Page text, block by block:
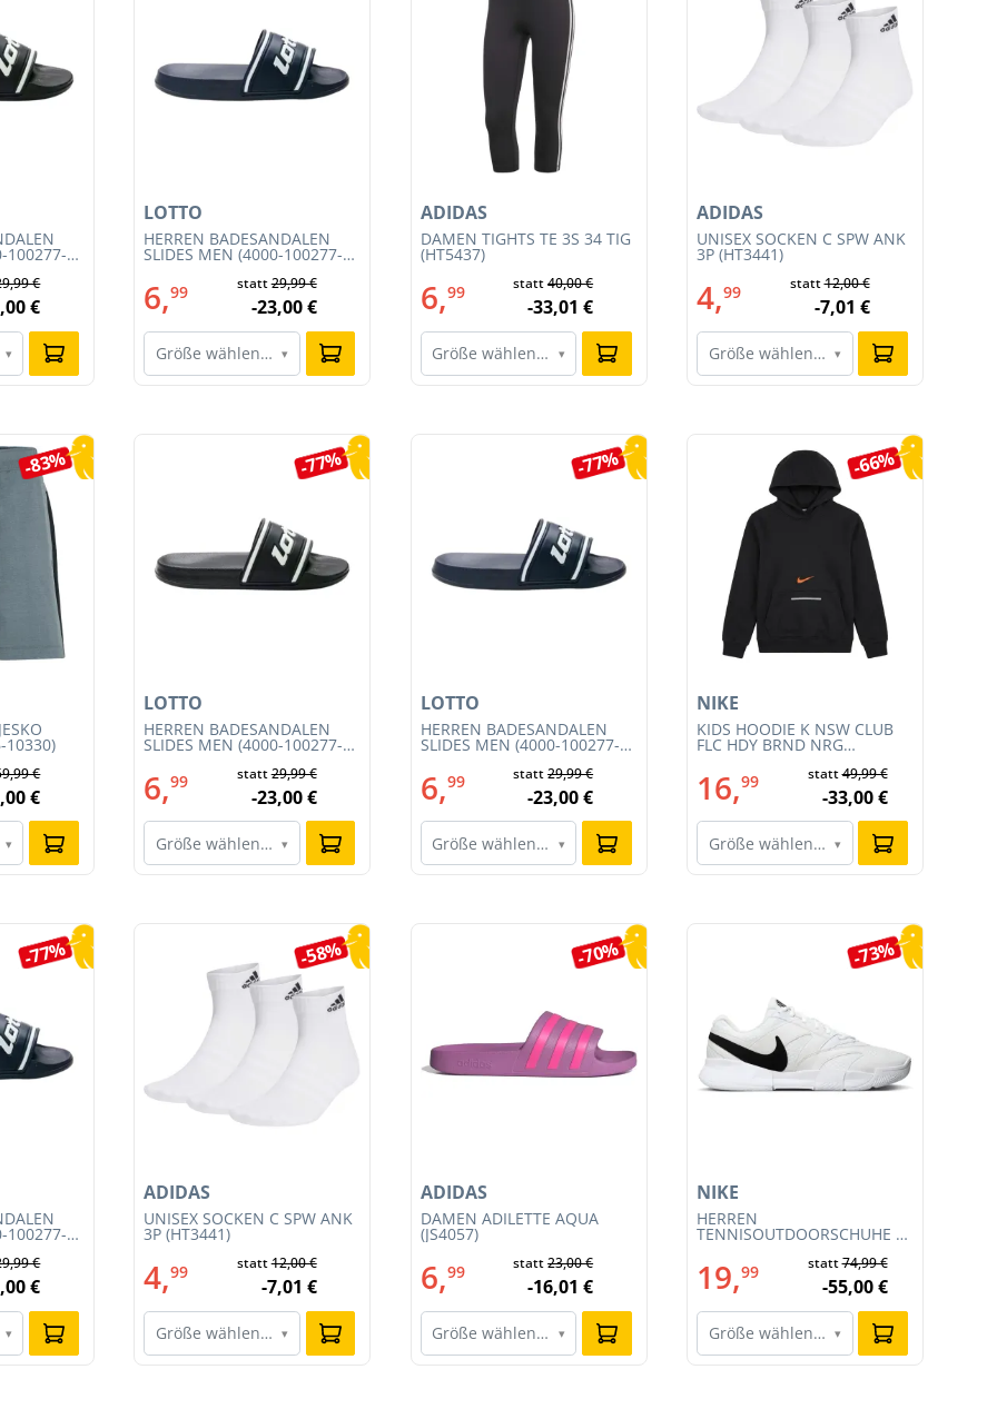
100277-
€
€
▾
HERREN BADESANDALEN
SLIDES MEN (4000-100277-
LOTTO
6,99 statt29,99 €
-23,00 €
Größe wählen… ▾
DAMEN TIGHTS TE 3S 34 TIG
(HT5437)
ADIDAS
6,99 statt40,00 €
-33,01 €
Größe wählen… ▾
UNISEX SOCKEN C SPW ANK
3P (HT3441)
ADIDAS
4,99 statt12,00 €
-7,01 €
Größe wählen… ▾
-83%
10330)
€
€
▾
-77%
HERREN BADESANDALEN
SLIDES MEN (4000-100277-
LOTTO
6,99 statt29,99 €
-23,00 €
Größe wählen… ▾
-77%
HERREN BADESANDALEN
SLIDES MEN (4000-100277-
LOTTO
6,99 statt29,99 €
-23,00 €
Größe wählen… ▾
-66%
KIDS HOODIE K NSW CLUB
FLC HDY BRND NRG
NIKE
16,99 statt49,99 €
-33,00 €
Größe wählen… ▾
-77%
100277-
€
€
▾
-58%
UNISEX SOCKEN C SPW ANK
3P (HT3441)
ADIDAS
4,99 statt12,00 €
-7,01 €
Größe wählen… ▾
-70%
DAMEN ADILETTE AQUA
(JS4057)
ADIDAS
6,99 statt23,00 €
-16,01 €
Größe wählen… ▾
-73%
HERREN
TENNISOUTDOORSCHUHE M
NIKE
19,99 statt74,99 €
-55,00 €
Größe wählen… ▾